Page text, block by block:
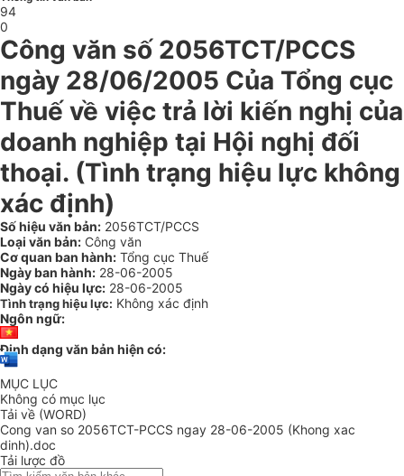
94
0
Công văn số 2056TCT/PCCS
ngày 28/06/2005 Của Tổng cục
Thuế về việc trả lời kiến nghị của
doanh nghiệp tại Hội nghị đối
thoại. (Tình trạng hiệu lực không
xác định)
Số hiệu văn bản: 2056TCT/PCCS
Loại văn bản: Công văn
Cơ quan ban hành: Tổng cục Thuế
Ngày ban hành: 28-06-2005
Ngày có hiệu lực: 28-06-2005
Tình trạng hiệu lực: Không xác định
Ngôn ngữ:
Định dạng văn bản hiện có:
MỤC LỤC
Không có mục lục
Tải về (WORD)
Cong van so 2056TCT-PCCS ngay 28-06-2005 (Khong xac
dinh).doc
Tải lược đồ